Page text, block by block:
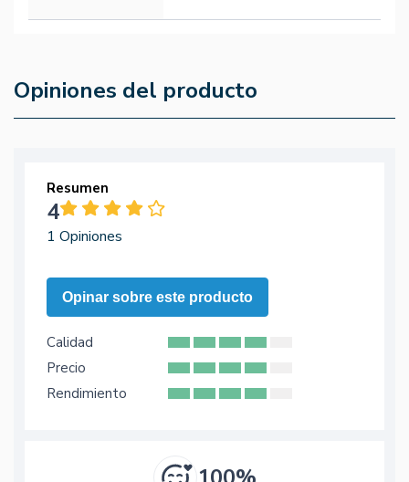
Opiniones del producto
Resumen
4
1 Opiniones
Opinar sobre este producto
Calidad
Precio
Rendimiento